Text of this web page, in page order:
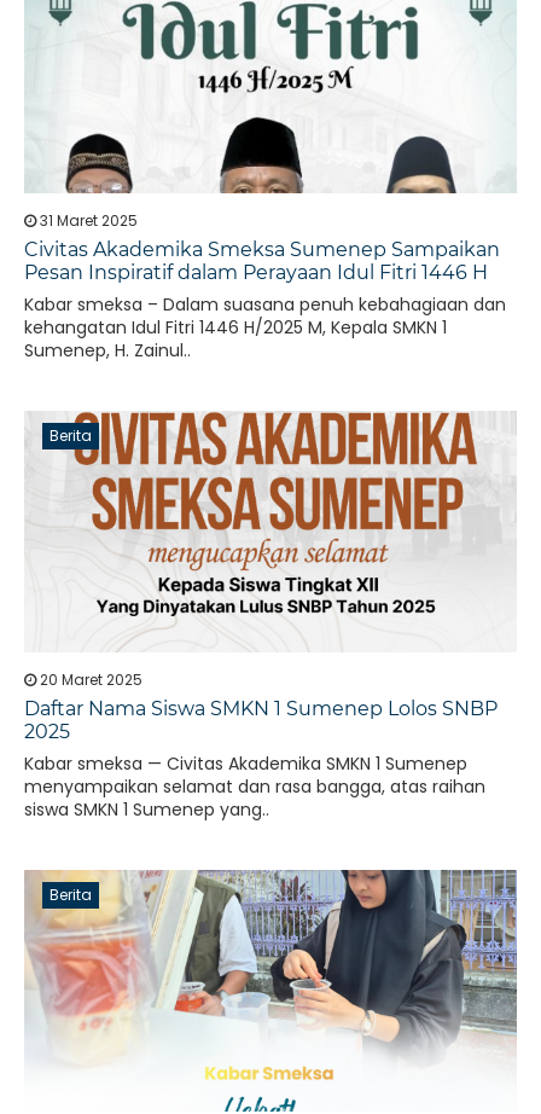
31 Maret 2025
Civitas Akademika Smeksa Sumenep Sampaikan
Pesan Inspiratif dalam Perayaan Idul Fitri 1446 H
Kabar smeksa – Dalam suasana penuh kebahagiaan dan
kehangatan Idul Fitri 1446 H/2025 M, Kepala SMKN 1
Sumenep, H. Zainul..
Berita
20 Maret 2025
Daftar Nama Siswa SMKN 1 Sumenep Lolos SNBP
2025
Kabar smeksa — Civitas Akademika SMKN 1 Sumenep
menyampaikan selamat dan rasa bangga, atas raihan
siswa SMKN 1 Sumenep yang..
Berita